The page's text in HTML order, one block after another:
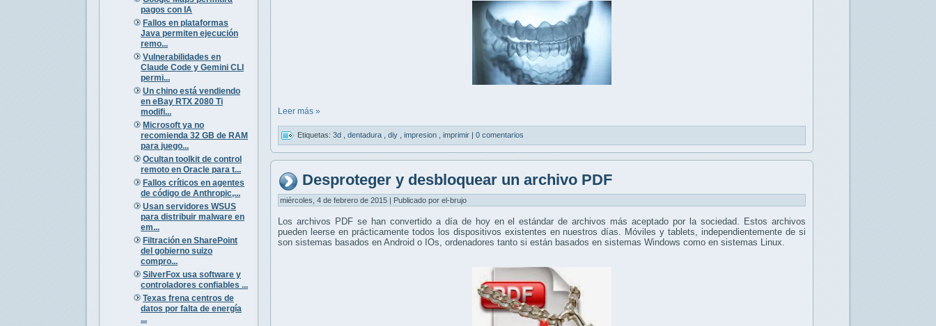
pagos con IA
Fallos en plataformas
Java permiten ejecución
remo...
Vulnerabilidades en
Claude Code y Gemini CLI
permi...
Un chino está vendiendo
en eBay RTX 2080 Ti
modifi...
Microsoft ya no
recomienda 32 GB de RAM
para juego...
Ocultan toolkit de control
remoto en Oracle para t...
Fallos críticos en agentes
de código de Anthropic,...
Usan servidores WSUS
para distribuir malware en
em...
Filtración en SharePoint
del gobierno suizo
compro...
SilverFox usa software y
controladores confiables ...
Texas frena centros de
datos por falta de energía
...
Leer más »
Etiquetas: 3d dentadura diy impresion imprimir 0 comentarios
Desproteger y desbloquear un archivo PDF
miércoles, 4 de febrero de 2015 | Publicado por el-brujo
Los archivos PDF se han convertido a día de hoy en el estándar de archivos más aceptado por la sociedad. Estos archivos
pueden leerse en prácticamente todos los dispositivos existentes en nuestros días. Móviles y tablets, independientemente de si
son sistemas basados en Android o IOs, ordenadores tanto si están basados en sistemas Windows como en sistemas Linux.